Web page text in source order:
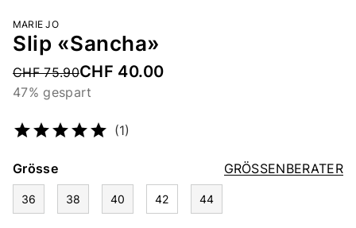
MARIE JO
Slip «Sancha»
Price reduced from
CHF 75.90CHF 40.00
47% gespart
(1)
GRÖSSENBERATER
Grösse
36 38 40 42 44